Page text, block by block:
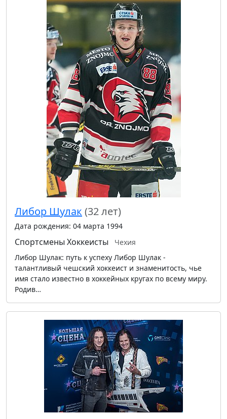
Либор Шулак (32 лет)
Дата рождения: 04 марта 1994
Спортсмены Хоккеисты
Чехия
Либор Шулак: путь к успеху Либор Шулак -
талантливый чешский хоккеист и знаменитость, чье
имя стало известно в хоккейных кругах по всему миру.
Родив…